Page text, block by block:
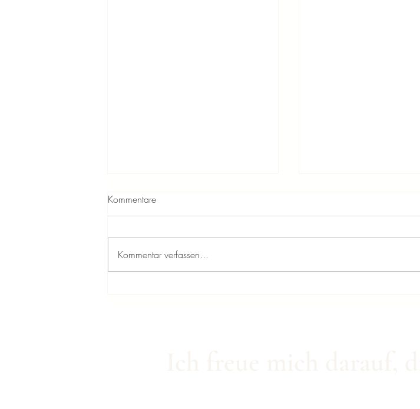
Kommentare
Kommentar verfassen...